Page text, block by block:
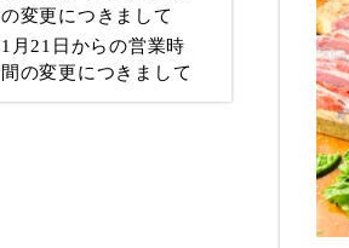
の変更につきまして
1月21日からの営業時
間の変更につきまして